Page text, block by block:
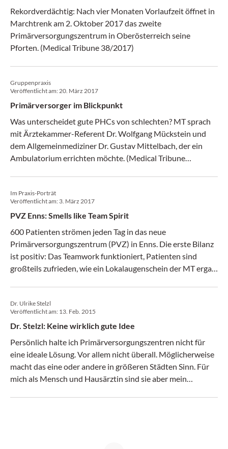
Rekordverdächtig: Nach vier Monaten Vorlaufzeit öffnet in
Marchtrenk am 2. Oktober 2017 das zweite
Primärversorgungszentrum in Oberösterreich seine
Pforten. (Medical Tribune 38/2017)
Gruppenpraxis
Veröffentlicht am:20. März 2017
Primärversorger im Blickpunkt
Was unterscheidet gute PHCs von schlechten? MT sprach
mit Ärztekammer-Referent Dr. Wolfgang Mückstein und
dem Allgemeinmediziner Dr. Gustav Mittelbach, der ein
Ambulatorium errichten möchte. (Medical Tribune
Im Praxis-Porträt
Veröffentlicht am: 3. März 2017
PVZ Enns: Smells like Team Spirit
600 Patienten strömen jeden Tag in das neue
Primärversorgungszentrum (PVZ) in Enns. Die erste Bilanz
ist positiv: Das Teamwork funktioniert, Patienten sind
großteils zufrieden, wie ein Lokalaugenschein der MT ergab.
Dr. Ulrike Stelzl
Veröffentlicht am: 13. Feb. 2015
Dr. Stelzl: Keine wirklich gute Idee
Persönlich halte ich Primärversorgungszentren nicht für
eine ideale Lösung. Vor allem nicht überall. Möglicherweise
macht das eine oder andere in größeren Städten Sinn. Für
mich als Mensch und Hausärztin sind sie aber mein